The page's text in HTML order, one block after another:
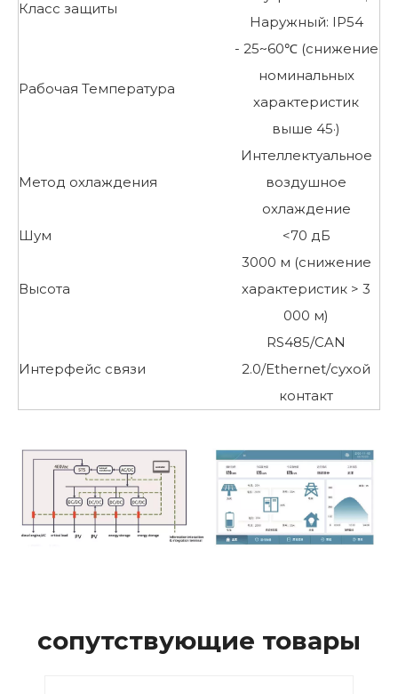
Класс защиты
Наружный: IP54
Рабочая Температура
- 25~60℃ (снижение
номинальных
характеристик
выше 45·)
Метод охлаждения
Интеллектуальное
воздушное
охлаждение
Шум
<70 дБ
Высота
3000 м (снижение
характеристик > 3
000 м)
Интерфейс связи
RS485/CAN
2.0/Ethernet/сухой
контакт
сопутствующие товары